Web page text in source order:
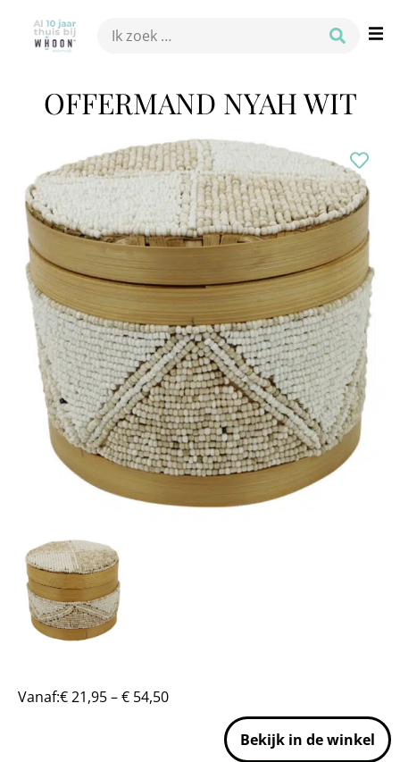
OFFERMAND NYAH WIT
Vanaf:€21,95–€ 54,50
Bekijk in de winkel